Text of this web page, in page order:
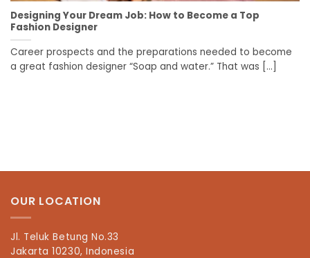
Designing Your Dream Job: How to Become a Top
Fashion Designer
Career prospects and the preparations needed to become
a great fashion designer “Soap and water.” That was [...]
OUR LOCATION
Jl. Teluk Betung No.33
Jakarta 10230, Indonesia